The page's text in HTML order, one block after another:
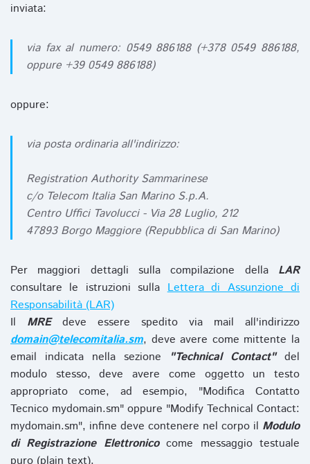
inviata:
via fax al numero: 0549 886188 (+378 0549 886188,
oppure +39 0549 886188)
oppure:
via posta ordinaria all'indirizzo:
Registration Authority Sammarinese
c/o Telecom Italia San Marino S.p.A.
Centro Uffici Tavolucci - Via 28 Luglio, 212
47893 Borgo Maggiore (Repubblica di San Marino)
Per maggiori dettagli sulla compilazione della LAR
consultare le istruzioni sullaLettera di Assunzione di
Responsabilità (LAR)
Il MREdeve essere spedito via mail all'indirizzo
domain@telecomitalia.sm, deve avere come mittente la
email indicata nella sezione
"Technical Contact"del
modulo stesso, deve avere come oggetto un testo
appropriato come, ad esempio, "Modifica Contatto
Tecnico mydomain.sm" oppure "Modify Technical Contact:
mydomain.sm", infine deve contenere nel corpo il Modulo
di Registrazione Elettronicocome messaggio testuale